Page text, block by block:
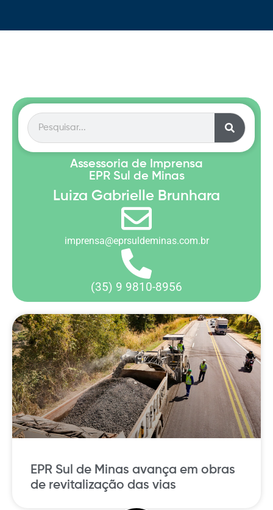
Assessoria de Imprensa
EPR Sul de Minas
Luiza Gabrielle Brunhara
imprensa@eprsuldeminas.com.br
(35) 9 9810-8956
EPR Sul de Minas avança em obras
de revitalização das vias